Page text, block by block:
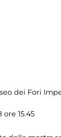
dei Fori
ore 15.45